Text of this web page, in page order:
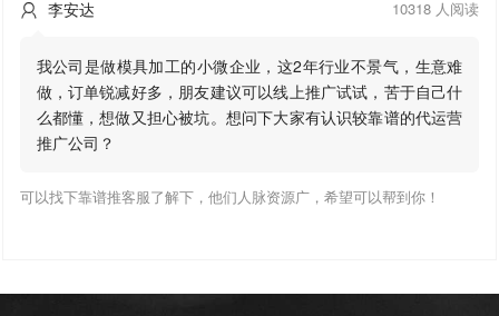
 李安达 10318 人阅读
我公司是做模具加工的小微企业，这2年行业不景气，生意难
做，订单锐减好多，朋友建议可以线上推广试试，苦于自己什
么都懂，想做又担心被坑。想问下大家有认识较靠谱的代运营
推广公司？
可以找下靠谱推客服了解下，他们人脉资源广，希望可以帮到你！